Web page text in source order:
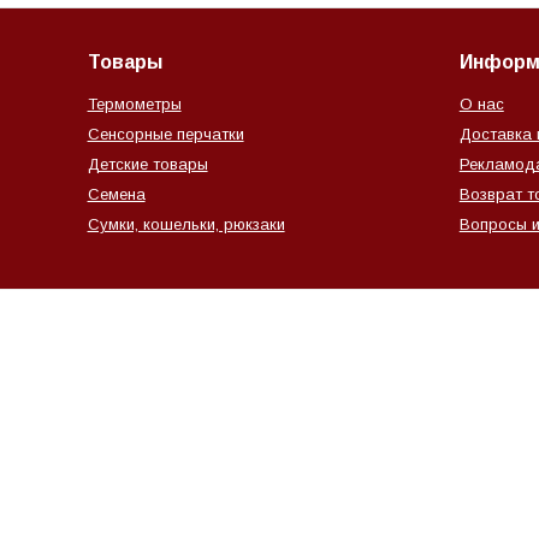
Товары
Термометры
Сенсорные перчатки
Детские товары
Семена
Сумки, кошельки, рюкзаки
О нас
Доставка
Возврат
Вопросы